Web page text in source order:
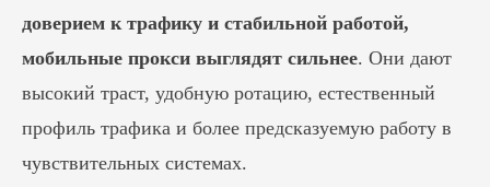
доверием к трафику и стабильной работой,
мобильные прокси выглядят сильнее. Они дают
высокий траст, удобную ротацию, естественный
профиль трафика и более предсказуемую работу в
чувствительных системах.